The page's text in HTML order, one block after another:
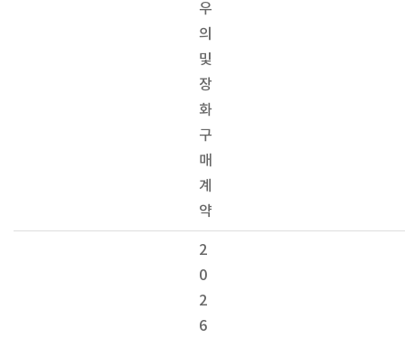
우
의
및
장
화
구
매
계
약
2
0
2
6